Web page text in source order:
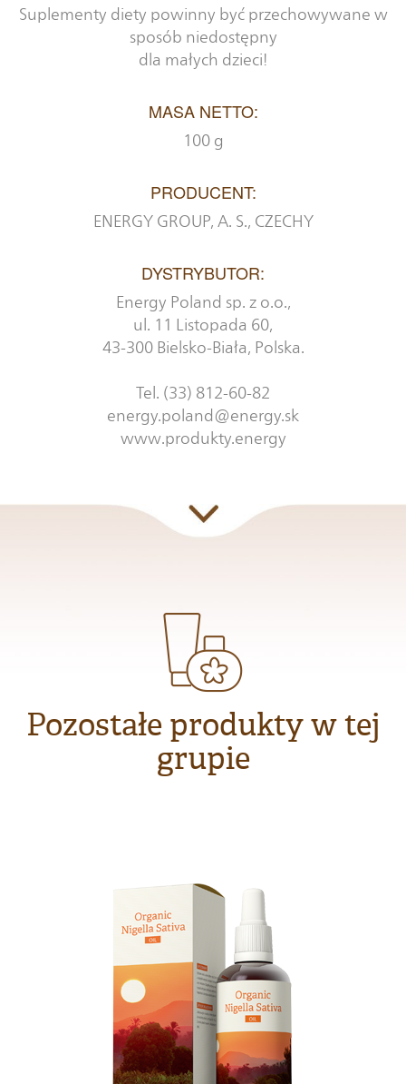
Suplementy diety powinny być przechowywane w
sposób niedostępny
dla małych dzieci!
MASA NETTO:
100 g
PRODUCENT:
ENERGY GROUP, A. S., CZECHY
DYSTRYBUTOR:
Energy Poland sp. z o.o.,
ul. 11 Listopada 60,
43-300 Bielsko-Biała, Polska.
Tel. (33) 812-60-82
energy.poland@energy.sk
www.produkty.energy
Pozostałe produkty w tej
grupie